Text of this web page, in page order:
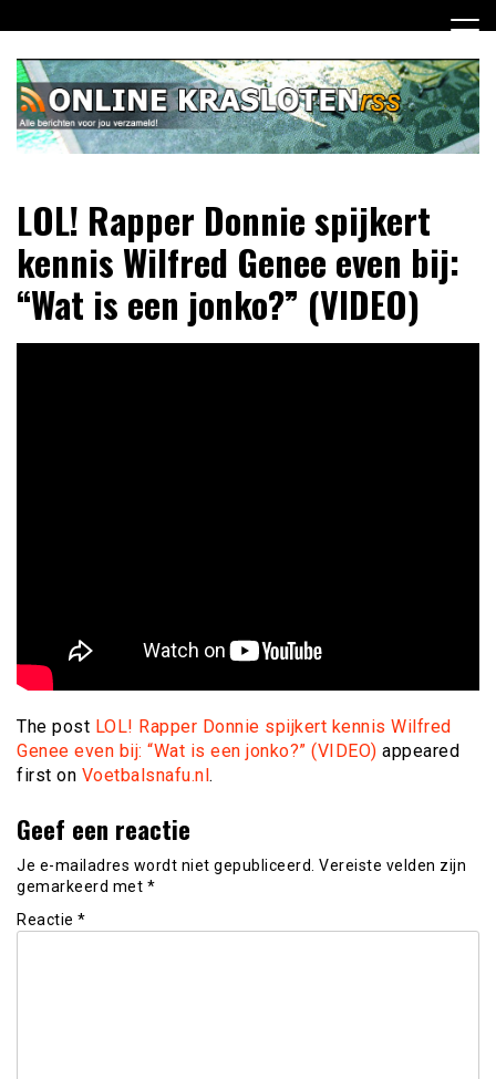
naar
inhoud
Online Krasloten RSS
jou verzameld
LOL! Rapper Donnie spijkert
kennis Wilfred Genee even bij:
“Wat is een jonko?” (VIDEO)
The post LOL! Rapper Donnie spijkert kennis Wilfred
Genee even bij: “Wat is een jonko?” (VIDEO) appeared
first on Voetbalsnafu.nl.
Geef een reactie
Je e-mailadres wordt niet gepubliceerd. Vereiste velden zijn
gemarkeerd met *
Reactie *